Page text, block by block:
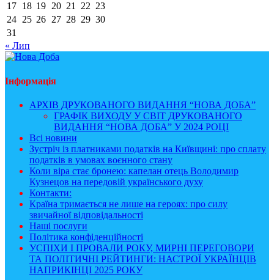
17 18 19 20 21 22 23
24 25 26 27 28 29 30
31
« Лип
Інформація
АРХІВ ДРУКОВАНОГО ВИДАННЯ “НОВА ДОБА”
ГРАФІК ВИХОДУ У СВІТ ДРУКОВАНОГО
ВИДАННЯ “НОВА ДОБА” У 2024 РОЦІ
Всі новини
Зустріч із платниками податків на Київщині: про сплату
податків в умовах воєнного стану
Коли віра стає бронею: капелан отець Володимир
Кузнецов на передовій українського духу
Контакти:
Країна тримається не лише на героях: про силу
звичайної відповідальності
Наші послуги
Політика конфіденційності
УСПІХИ І ПРОВАЛИ РОКУ, МИРНІ ПЕРЕГОВОРИ
ТА ПОЛІТИЧНІ РЕЙТИНГИ: НАСТРОЇ УКРАЇНЦІВ
НАПРИКІНЦІ 2025 РОКУ